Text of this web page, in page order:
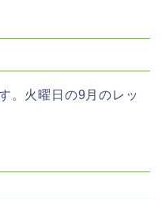
。火曜日の9月のレッ